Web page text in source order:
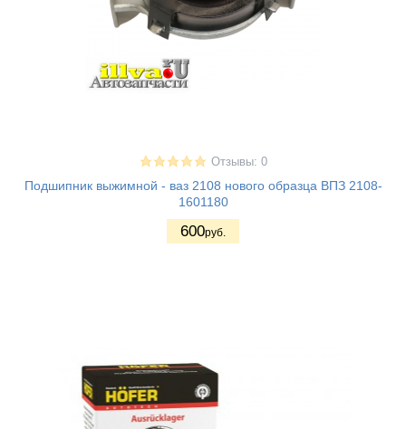
Отзывы: 0
Подшипник выжимной - ваз 2108 нового образца ВПЗ 2108-
1601180
600руб.